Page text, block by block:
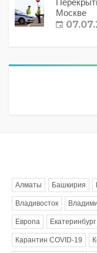
Москве
Алматы Башкирия
Владивосток
Европа Екатеринбург
Карантин COVID-19